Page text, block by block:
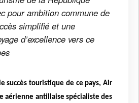
pour ambition commune de
simplifié et une
d’excellence vers ce
succès touristique de ce pays, Air
aérienne antillaise spécialiste des